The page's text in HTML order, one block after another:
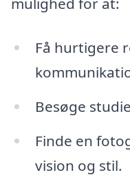
Få hurtigere
Besøge
Finde en
vision og stil.